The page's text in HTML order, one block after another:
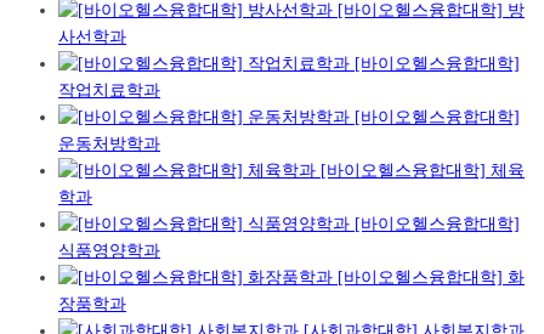
[바이오헬스융합대학] 방
사선학과
[바이오헬스융합대학]
작업치료학과
[바이오헬스융합대학]
운동처방학과
[바이오헬스융합대학] 체육
학과
[바이오헬스융합대학]
식품영양학과
[바이오헬스융합대학] 화
장품학과